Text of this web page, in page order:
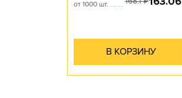
от 1000 шт.
В КОРЗИНУ